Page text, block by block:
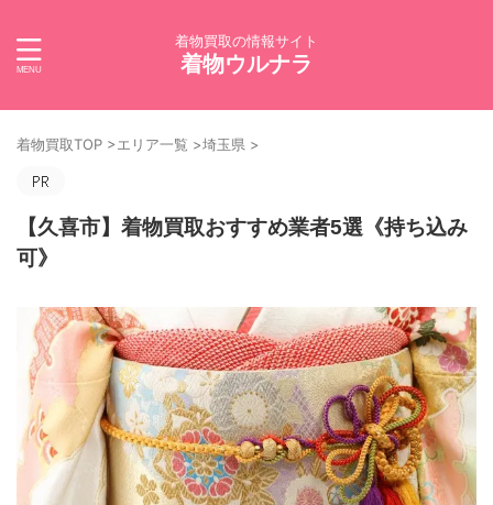
着物買取の情報サイト
着物ウルナラ
着物買取TOP >エリア一覧 >埼玉県 >
【久喜市】着物買取おすすめ業者5選《持ち込み
可》